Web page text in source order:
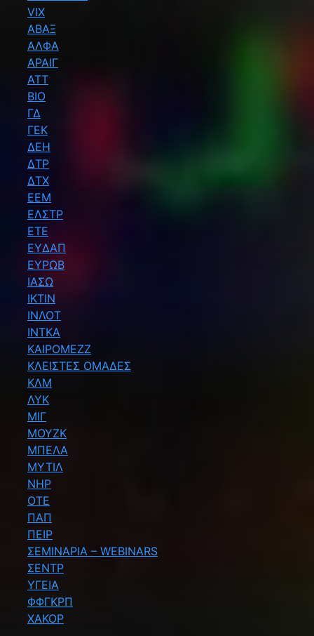
VIX
ΑΒΑΞ
ΑΛΦΑ
ΑΡΑΙΓ
ΑΤΤ
ΒΙΟ
ΓΔ
ΓΕΚ
ΔΕΗ
ΔΤΡ
ΔΤΧ
ΕΕΜ
ΕΛΣΤΡ
ΕΤΕ
ΕΥΔΑΠ
ΕΥΡΩΒ
ΙΑΣΩ
ΙΚΤΙΝ
ΙΝΛΟΤ
ΙΝΤΚΑ
ΚΑΙΡΟΜΕΖΖ
ΚΛΕΙΣΤΕΣ ΟΜΑΔΕΣ
ΚΛΜ
ΛΥΚ
ΜΙΓ
ΜΟΥΖΚ
ΜΠΕΛΑ
ΜΥΤΙΛ
ΝΗΡ
ΟΤΕ
ΠΑΠ
ΠΕΙΡ
ΣΕΜΙΝΑΡΙΑ – WEBINARS
ΣΕΝΤΡ
ΥΓΕΙΑ
ΦΦΓΚΡΠ
ΧΑΚΟΡ